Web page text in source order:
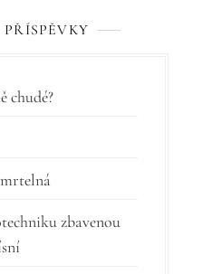
chudé?
zbavenou